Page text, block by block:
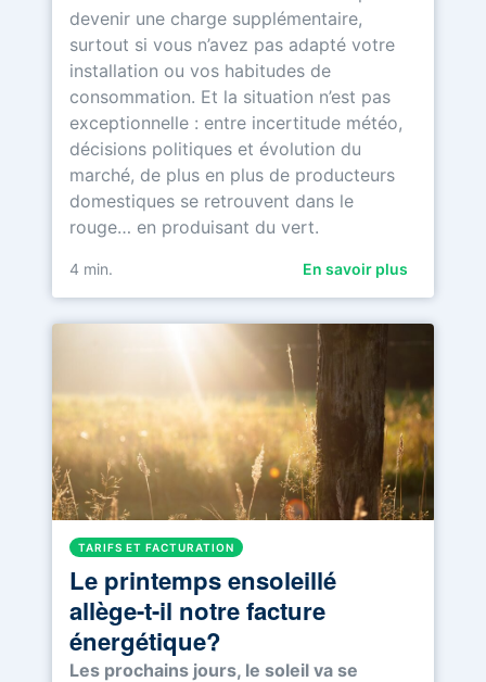
devenir une charge supplémentaire,
surtout si vous n’avez pas adapté votre
installation ou vos habitudes de
consommation. Et la situation n’est pas
exceptionnelle : entre incertitude météo,
décisions politiques et évolution du
marché, de plus en plus de producteurs
domestiques se retrouvent dans le
rouge… en produisant du vert.
4 min. En savoir plus
TARIFS ET FACTURATION
Le printemps ensoleillé
allège-t-il notre facture
énergétique?
Les prochains jours, le soleil va se